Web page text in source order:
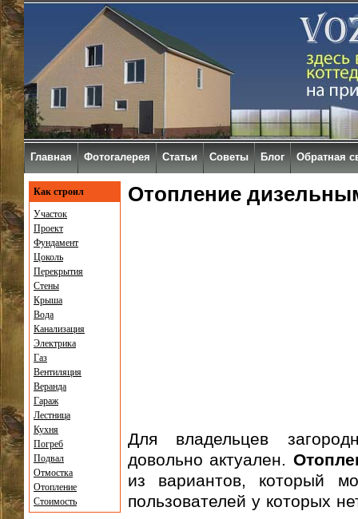
Отопление
Для владельцев
довольно актуален.
из вариантов, который
пользователей у которых
Как строил
Участок
Проект
Фундамент
Цоколь
Перекрытия
Стены
Крыша
Вода
Канализация
Электрика
Газ
Вентиляция
Веранда
Гараж
Лестница
Кухня
Погреб
Подвал
Отмостка
Отопление
Стоимость
Главная Фотогалерея Статьи Советы Блог Обратная